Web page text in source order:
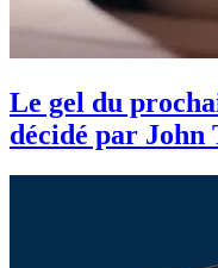
Le gel du
décidé par John